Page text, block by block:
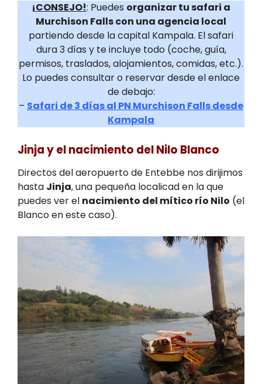
¡CONSEJO!: Puedes organizar tu safari a
Murchison Falls con una agencia local
partiendo desde la capital Kampala. El safari
dura 3 días y te incluye todo (coche, guía,
permisos, traslados, alojamientos, comidas, etc.).
Lo puedes consultar o reservar desde el enlace
de debajo:
– Safari de 3 días al PN Murchison Falls desde
Kampala
Jinja y el nacimiento del Nilo Blanco
Directos del aeropuerto de Entebbe nos dirijimos
hasta Jinja, una pequeña localicad en la que
puedes ver el nacimiento del mítico río Nilo (el
Blanco en este caso).